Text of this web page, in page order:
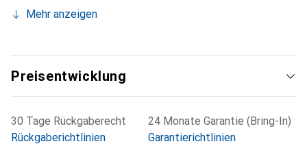
Mehr anzeigen
Preisentwicklung
30 Tage Rückgaberecht
Rückgaberichtlinien
24 Monate Garantie (Bring-In)
Garantierichtlinien